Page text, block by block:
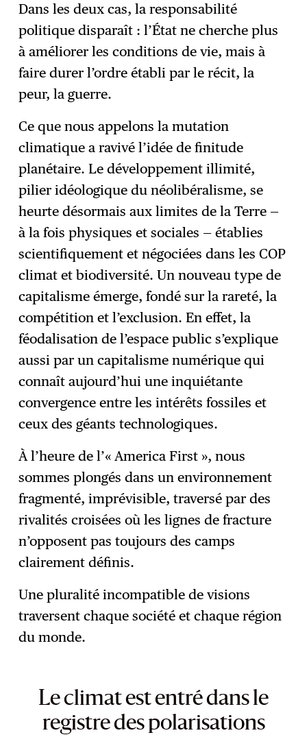
Dans les deux cas, la responsabilité
politique disparaît : l’État ne cherche plus
à améliorer les conditions de vie, mais à
faire durer l’ordre établi par le récit, la
peur, la guerre.
Ce que nous appelons la mutation
climatique a ravivé l’idée de finitude
planétaire. Le développement illimité,
pilier idéologique du néolibéralisme, se
heurte désormais aux limites de la Terre —
à la fois physiques et sociales — établies
scientifiquement et négociées dans les COP
climat et biodiversité. Un nouveau type de
capitalisme émerge, fondé sur la rareté, la
compétition et l’exclusion. En effet, la
féodalisation de l’espace public s’explique
aussi par un capitalisme numérique qui
connaît aujourd’hui une inquiétante
convergence entre les intérêts fossiles et
ceux des géants technologiques.
À l’heure de l’« America First », nous
sommes plongés dans un environnement
fragmenté, imprévisible, traversé par des
rivalités croisées où les lignes de fracture
n’opposent pas toujours des camps
clairement définis.
Une pluralité incompatible de visions
traversent chaque société et chaque région
du monde.
Le climat est entré dans le
registre des polarisations